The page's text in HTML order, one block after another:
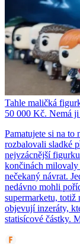
Tahle maličká
50 000 Kč. Nemá
Pamatujete si na to
rozbalovali sladké
nejvzácnější
končinách milovaly
nečekaný návrat.
nedávno mohli
supermarketu, totiž
objevují inzeráty,
statisícové částky.